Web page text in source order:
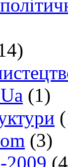
(1)
(3)
2009